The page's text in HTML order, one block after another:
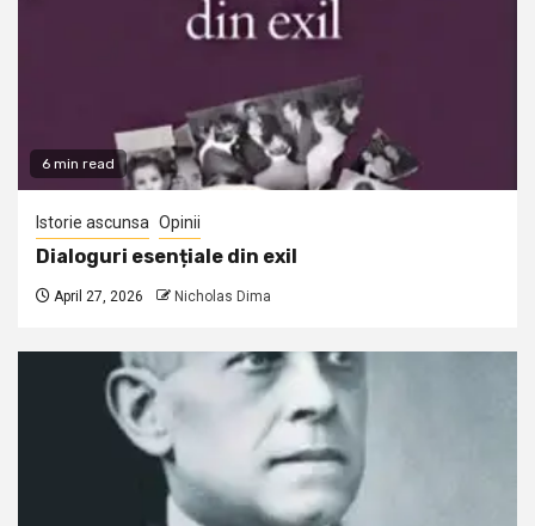
6 min read
Istorie ascunsa Opinii
Dialoguri esențiale din exil
April 27, 2026 Nicholas Dima